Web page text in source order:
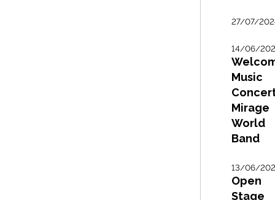
27/07/
14/06/
Music
Mirage
World
Band
13/06/
Open
Stage